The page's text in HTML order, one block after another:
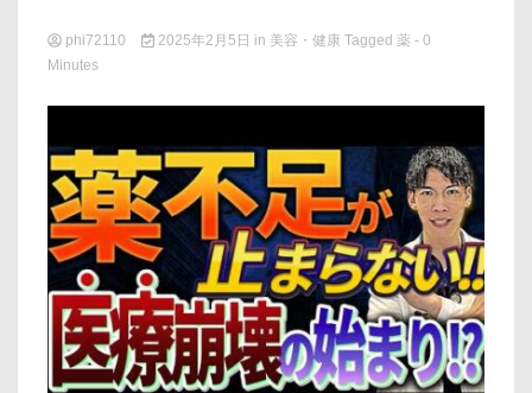
phi72110 2025年2月5日 in 美容・健康 Tagged 薬 - 0
Minutes